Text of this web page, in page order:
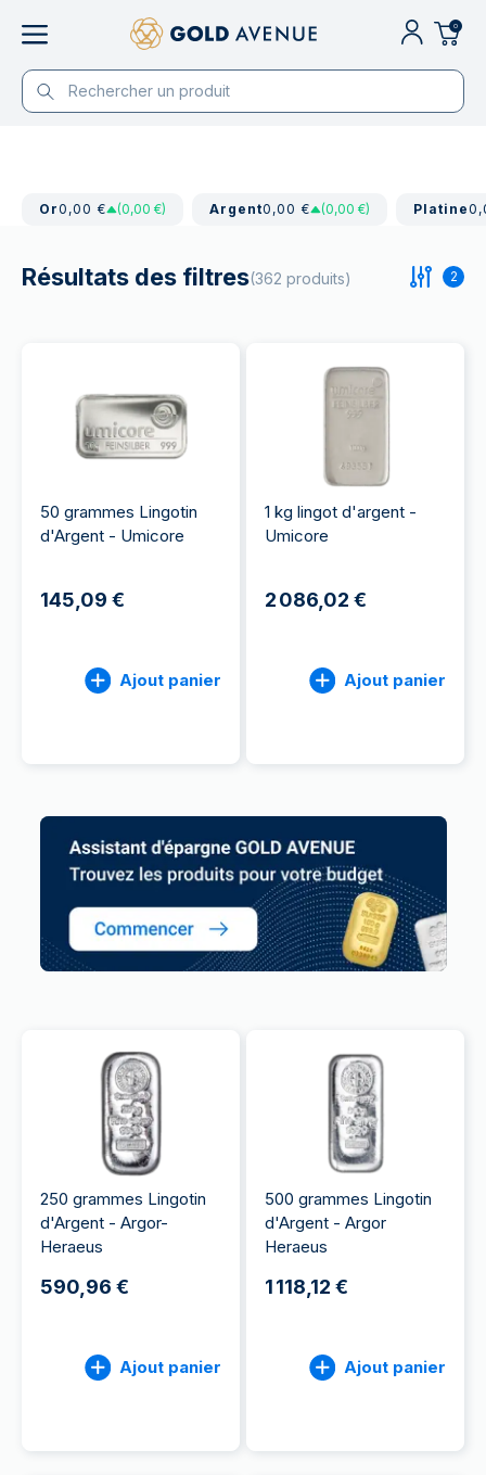
0
Or0,00 € (0,00 €) Argent0,00 € (0,00 €) Platine
Résultats des filtres(362 produits) 2
50 grammes Lingotin
d'Argent - Umicore
145,09 €
Ajout panier
1 kg lingot d'argent -
Umicore
2 086,02 €
Ajout panier
250 grammes Lingotin
d'Argent - Argor-
Heraeus
590,96 €
Ajout panier
500 grammes Lingotin
d'Argent - Argor
Heraeus
1 118,12 €
Ajout panier